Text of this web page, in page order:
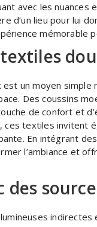
avec les nuances
d’un lieu pour lui
mémorable
un moyen simple
Des coussins
de confort et
ces textiles invitent
En intégrant
l’ambiance et
des